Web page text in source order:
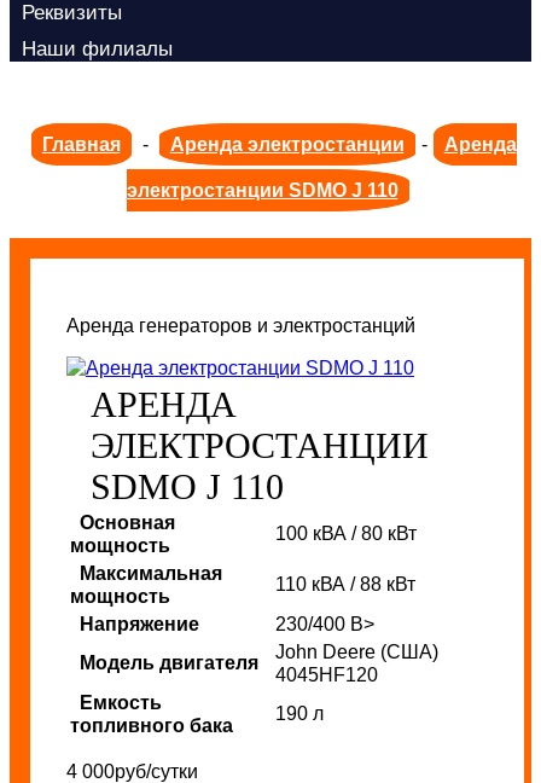
Реквизиты
Наши филиалы
Главная - Аренда электростанции - Аренда
электростанции SDMO J 110
Аренда генераторов и электростанций
АРЕНДА
ЭЛЕКТРОСТАНЦИИ
SDMO J 110
Основная
мощность
100 кВА / 80 кВт
Максимальная
мощность
110 кВА / 88 кВт
Напряжение
230/400 В>
Модель двигателя
John Deere (США)
4045HF120
Емкость
топливного бака
190 л
4 000руб/сутки